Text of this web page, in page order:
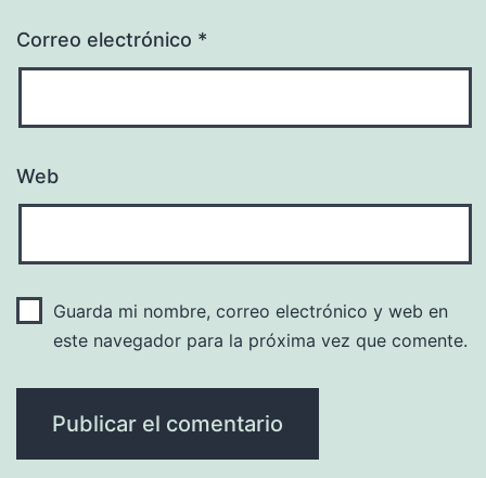
Correo electrónico *
Web
Guarda mi nombre, correo electrónico y web en
este navegador para la próxima vez que comente.